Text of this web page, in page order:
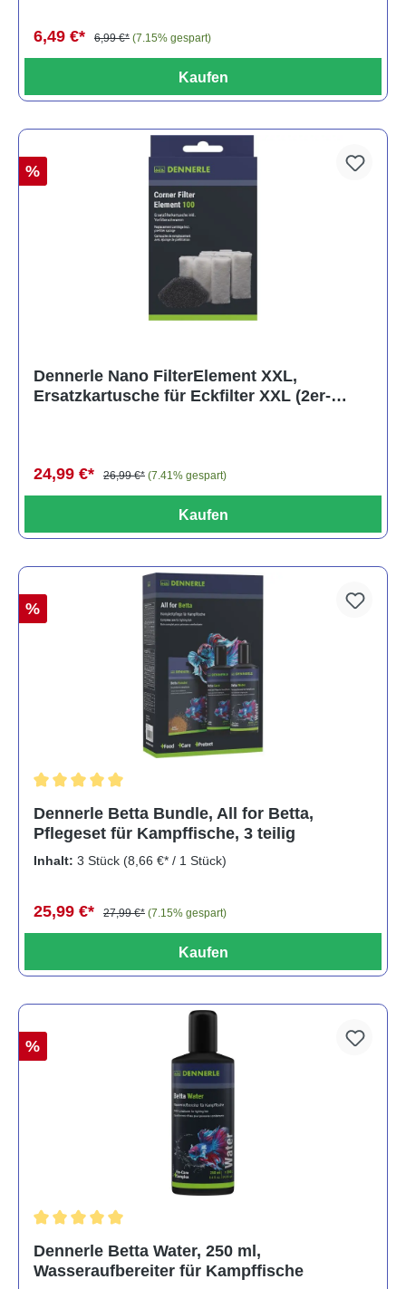
6,49 €* 6,99 €* (7.15% gespart)
Kaufen
%
Dennerle Nano FilterElement XXL,
Ersatzkartusche für Eckfilter XXL (2er-
24,99 €* 26,99 €* (7.41% gespart)
Kaufen
%
Dennerle Betta Bundle, All for Betta,
Pflegeset für Kampffische, 3 teilig
Inhalt: 3 Stück (8,66 €* / 1 Stück)
25,99 €* 27,99 €* (7.15% gespart)
Kaufen
%
Dennerle Betta Water, 250 ml,
Wasseraufbereiter für Kampffische